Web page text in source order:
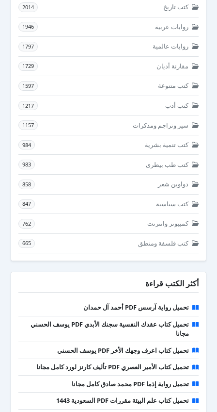
كتب تاريخ 2014
روايات عربية 1946
روايات عالمية 1797
مقارنة أديان 1729
كتب متنوعة 1597
كتب أدب 1217
سير وتراجم ومذكرات 1157
كتب تنمية بشرية 984
كتب طب بيطرى 983
دواوين شعر 858
كتب سياسية 847
كمبيوتر وانترنت 762
كتب فلسفة ومنطق 665
أكثر الكتب قراءة
تحميل رواية آرسس PDF أحمد آل حمدان
تحميل كتاب عقدك النفسية سجنك الأبدي PDF يوسف الحسني
مجانا
تحميل كتاب اعرف وجهك الأخر PDF يوسف الحسني
تحميل كتاب الأمير العصري PDF تأليف كارنز لورد كامل مجانا
تحميل رواية إذما PDF محمد صادق كامل مجانا
تحميل كتاب علم البيئة مقررات PDF السعودية 1443